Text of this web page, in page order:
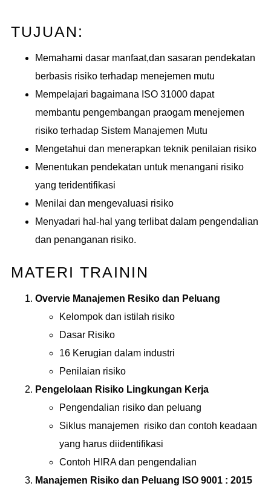
TUJUAN:
Memahami dasar manfaat,dan sasaran pendekatan
berbasis risiko terhadap menejemen mutu
Mempelajari bagaimana ISO 31000 dapat
membantu pengembangan praogam menejemen
risiko terhadap Sistem Manajemen Mutu
Mengetahui dan menerapkan teknik penilaian risiko
Menentukan pendekatan untuk menangani risiko
yang teridentifikasi
Menilai dan mengevaluasi risiko
Menyadari hal-hal yang terlibat dalam pengendalian
dan penanganan risiko.
MATERI TRAININ
Overvie Manajemen Resiko dan Peluang
Kelompok dan istilah risiko
Dasar Risiko
16 Kerugian dalam industri
Penilaian risiko
Pengelolaan Risiko Lingkungan Kerja
Pengendalian risiko dan peluang
Siklus manajemen risiko dan contoh keadaan
yang harus diidentifikasi
Contoh HIRA dan pengendalian
Manajemen Risiko dan Peluang ISO 9001 : 2015